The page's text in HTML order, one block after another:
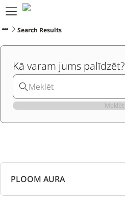
Par PLOOM AURA
Veikals
PLOOM klubs
Jaunumi
Apmaiņa
PLOOM lietotne
Search Results
Kā varam jums palīdzēt?
Meklēt
PLOOM AURA